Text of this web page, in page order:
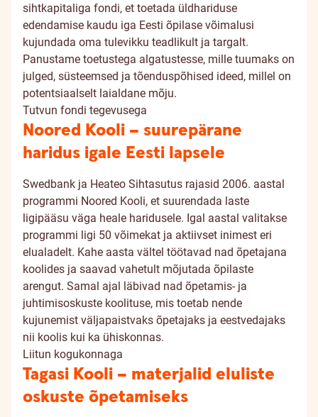
sihtkapitaliga fondi, et toetada üldhariduse
edendamise kaudu iga Eesti õpilase võimalusi
kujundada oma tulevikku teadlikult ja targalt.
Panustame toetustega algatustesse, mille tuumaks on
julged, süsteemsed ja tõenduspõhised ideed, millel on
potentsiaalselt laialdane mõju.
Tutvun fondi tegevusega
Noored Kooli – suurepärane
haridus igale Eesti lapsele
Swedbank ja Heateo Sihtasutus rajasid 2006. aastal
programmi Noored Kooli, et suurendada laste
ligipääsu väga heale haridusele. Igal aastal valitakse
programmi ligi 50 võimekat ja aktiivset inimest eri
elualadelt. Kahe aasta vältel töötavad nad õpetajana
koolides ja saavad vahetult mõjutada õpilaste
arengut. Samal ajal läbivad nad õpetamis- ja
juhtimisoskuste koolituse, mis toetab nende
kujunemist väljapaistvaks õpetajaks ja eestvedajaks
nii koolis kui ka ühiskonnas.
Liitun kogukonnaga
Tagasi Kooli – materjalid eluliste
oskuste õpetamiseks